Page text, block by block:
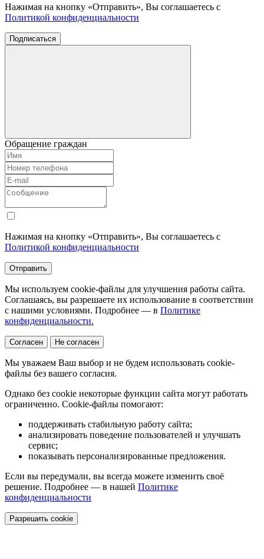
Нажимая на кнопку «Отправить», Вы соглашаетесь с
Политикой конфиденциальности
Подписаться
Обращение граждан
Нажимая на кнопку «Отправить», Вы соглашаетесь с
Политикой конфиденциальности
Отправить
Мы используем cookie-файлы для улучшения работы сайта.
Соглашаясь, вы разрешаете их использование в соответствии
с нашими условиями. Подробнее — в Политике
конфиденциальности.
Согласен Не согласен
Мы уважаем Ваш выбор и не будем использовать cookie-
файлы без вашего согласия.
Однако без cookie некоторые функции сайта могут работать
ограниченно. Cookie-файлы помогают:
поддерживать стабильную работу сайта;
анализировать поведение пользователей и улучшать
сервис;
показывать персонализированные предложения.
Если вы передумали, вы всегда можете изменить своё
решение. Подробнее — в нашей Политике
конфиденциальности
Разрешить cookie